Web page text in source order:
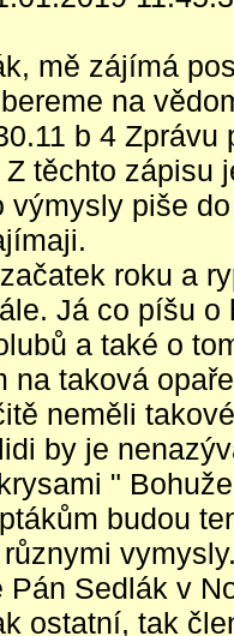
mě zájímá
na
b 4
těchto zápisu
výmysly piše
roku a
Já co píšu
a také o
na taková
neměli
by je
"
budou
Pán Sedlák v
ostatní, tak